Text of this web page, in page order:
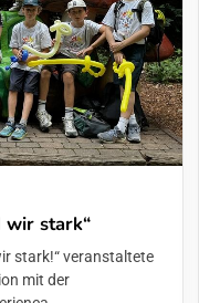
wir stark“
stark!“ veranstaltete
mit der